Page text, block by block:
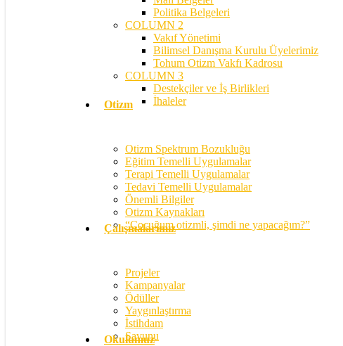
Politika Belgeleri
COLUMN 2
Vakıf Yönetimi
Bilimsel Danışma Kurulu Üyelerimiz
Tohum Otizm Vakfı Kadrosu
COLUMN 3
Destekçiler ve İş Birlikleri
İhaleler
Otizm
Otizm Spektrum Bozukluğu
Eğitim Temelli Uygulamalar
Terapi Temelli Uygulamalar
Tedavi Temelli Uygulamalar
Önemli Bilgiler
Otizm Kaynakları
“Çocuğum otizmli, şimdi ne yapacağım?”
Çalışmalarımız
Projeler
Kampanyalar
Ödüller
Yaygınlaştırma
İstihdam
Savunu
Okulumuz